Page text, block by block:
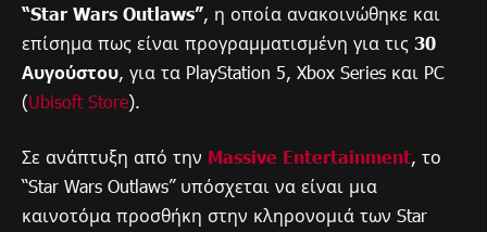
“Star Wars Outlaws”, η οποία ανακοινώθηκε και
επίσημα πως είναι προγραμματισμένη για τις 30
Αυγούστου, για τα PlayStation 5, Xbox Series και PC
(Ubisoft Store).
Σε ανάπτυξη από την Massive Entertainment, το
“Star Wars Outlaws” υπόσχεται να είναι μια
καινοτόμα προσθήκη στην κληρονομιά των Star